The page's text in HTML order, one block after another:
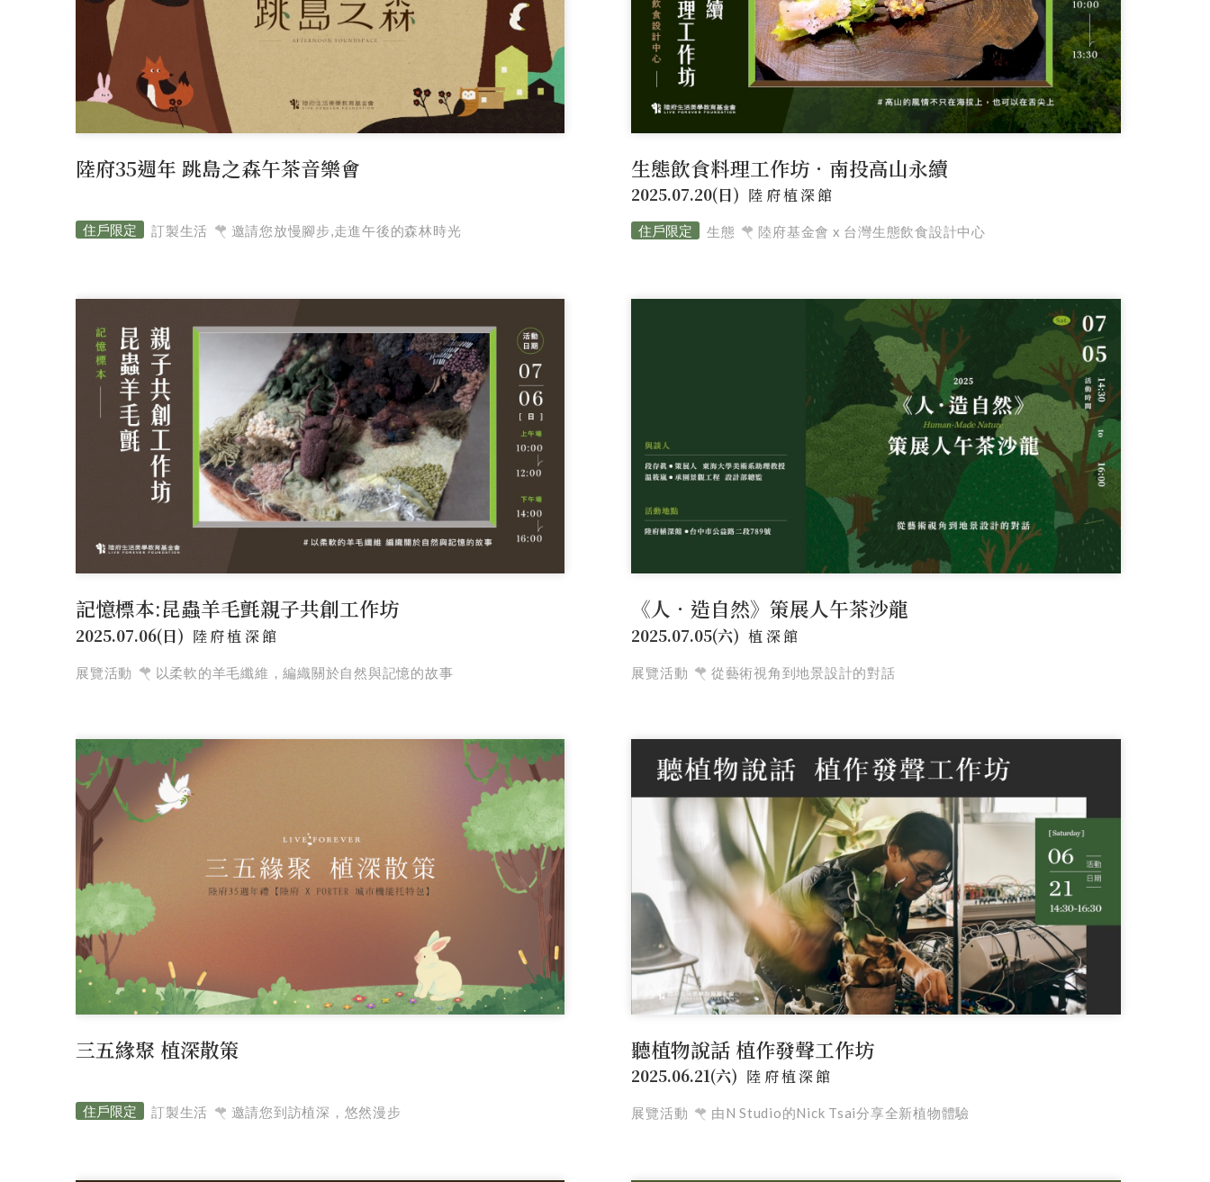
陸府35週年 跳島之森午茶音樂會
訂製生活 邀請您放慢腳步,走進午後的森林時光
生態飲食料理工作坊．南投高山永續
2025.07.20(日) 陸府植深館
生態 陸府基金會 x 台灣生態飲食設計中心
記憶標本:昆蟲羊毛氈親子共創工作坊
2025.07.06(日) 陸府植深館
展覽活動 以柔軟的羊毛纖維，編織關於自然與記憶的故事
《人．造自然》策展人午茶沙龍
2025.07.05(六) 植深館
展覽活動 從藝術視角到地景設計的對話
三五緣聚 植深散策
訂製生活 邀請您到訪植深，悠然漫步
聽植物說話 植作發聲工作坊
2025.06.21(六) 陸府植深館
展覽活動 由N Studio的Nick Tsai分享全新植物體驗